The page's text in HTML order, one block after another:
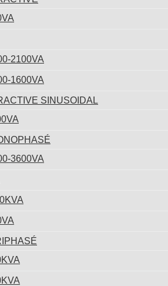
2100VA
1600VA
SINUSOIDAL
3600VA